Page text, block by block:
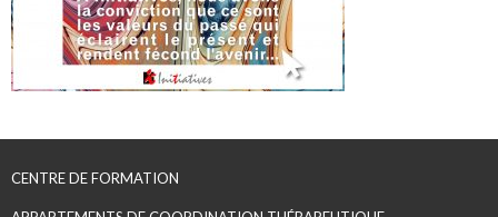
CENTRE DE FORMATION